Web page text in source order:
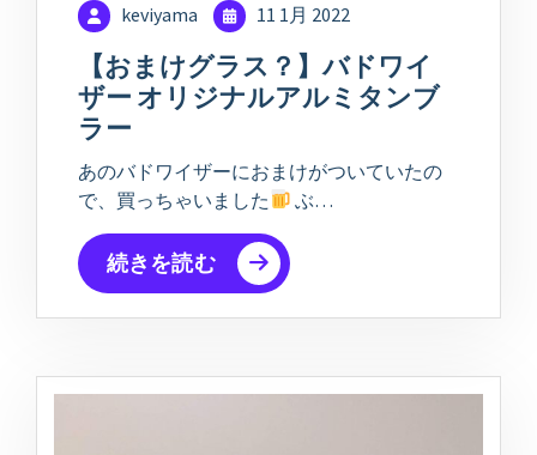
keviyama 11 1月 2022
【おまけグラス？】バドワイ
ザー オリジナルアルミタンブ
ラー
あのバドワイザーにおまけがついていたの
で、買っちゃいました
ぶ…
続きを読む